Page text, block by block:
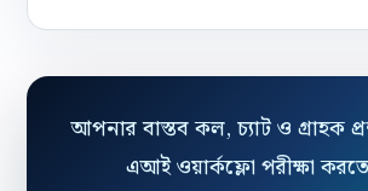
আপনার বাস্তব কল, চ্যাট ও গ্রাহক
এআই ওয়ার্কফ্লো পরীক্ষা